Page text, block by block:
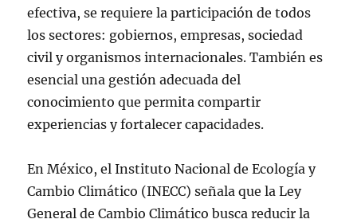
efectiva, se requiere la participación de todos
los sectores: gobiernos, empresas, sociedad
civil y organismos internacionales. También es
esencial una gestión adecuada del
conocimiento que permita compartir
experiencias y fortalecer capacidades.
En México, el Instituto Nacional de Ecología y
Cambio Climático (INECC) señala que la Ley
General de Cambio Climático busca reducir la